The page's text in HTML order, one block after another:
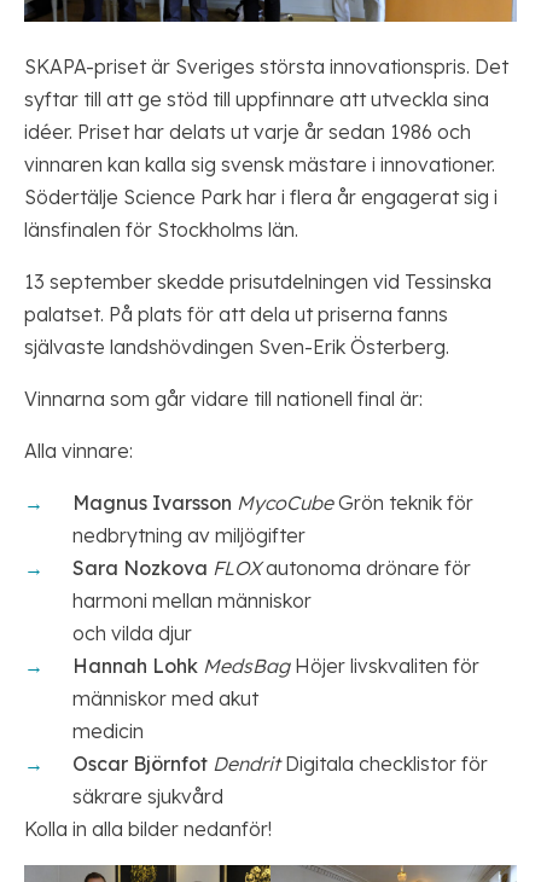
SKAPA-priset är Sveriges största innovationspris. Det
syftar till att ge stöd till uppfinnare att utveckla sina
idéer. Priset har delats ut varje år sedan 1986 och
vinnaren kan kalla sig svensk mästare i innovationer.
Södertälje Science Park har i flera år engagerat sig i
länsfinalen för Stockholms län.
13 september skedde prisutdelningen vid Tessinska
palatset. På plats för att dela ut priserna fanns
självaste landshövdingen Sven-Erik Österberg.
Vinnarna som går vidare till nationell final är:
Alla vinnare:
Magnus Ivarsson MycoCubeGrön teknik för
nedbrytning av miljögifter
Sara Nozkova FLOXautonoma drönare för
harmoni mellan människor
och vilda djur
Hannah Lohk MedsBagHöjer livskvaliten för
människor med akut
medicin
Oscar Björnfot DendritDigitala checklistor för
säkrare sjukvård
Kolla in alla bilder nedanför!